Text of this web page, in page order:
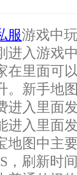
服游戏中
进入游戏
在里面可
。新手地
进入里面
进入里面
地图中主
，刷新时